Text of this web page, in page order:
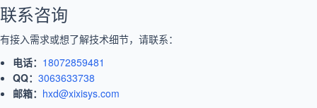
联系咨询
有接入需求或想了解技术细节，请联系：
电话： 18072859481
QQ： 3063633738
邮箱： hxd@xixisys.com